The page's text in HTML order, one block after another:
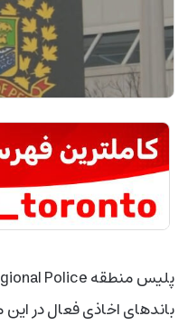
پلیس منطقهPolice
باندهای اخاذی فعال در